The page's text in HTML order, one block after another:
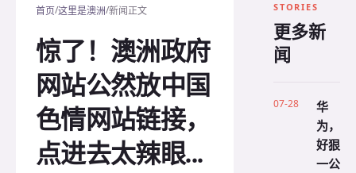
首页/这里是澳洲/新闻正文
惊了！澳洲政府
网站公然放中国
色情网站链接，
点进去太辣眼...
STORIES
更多新
闻
07-28
华
为，
好狠
一公